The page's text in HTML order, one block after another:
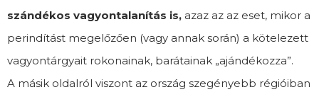
szándékos vagyontalanítás is, azaz az az eset, mikor a
perindítást megelőzően (vagy annak során) a kötelezett
vagyontárgyait rokonainak, barátainak „ajándékozza”.
A másik oldalról viszont az ország szegényebb régióiban